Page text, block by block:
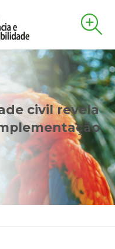
civil revela